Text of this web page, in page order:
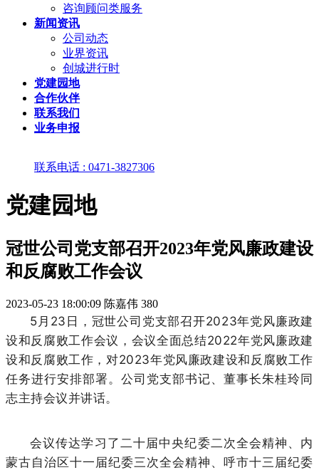
咨询顾问类服务
新闻资讯
公司动态
业界资讯
创城进行时
党建园地
合作伙伴
联系我们
业务申报
联系电话 : 0471-3827306
党建园地
冠世公司党支部召开2023年党风廉政建设
和反腐败工作会议
2023-05-23 18:00:09 陈嘉伟 380
5月23日，冠世公司党支部召开2023年党风廉政建
设和反腐败工作会议，会议全面总结2022年党风廉政建
设和反腐败工作，对2023年党风廉政建设和反腐败工作
任务进行安排部署。公司党支部书记、董事长朱桂玲同
志主持会议并讲话。
会议传达学习了二十届中央纪委二次全会精神、内
蒙古自治区十一届纪委三次全会精神、呼市十三届纪委